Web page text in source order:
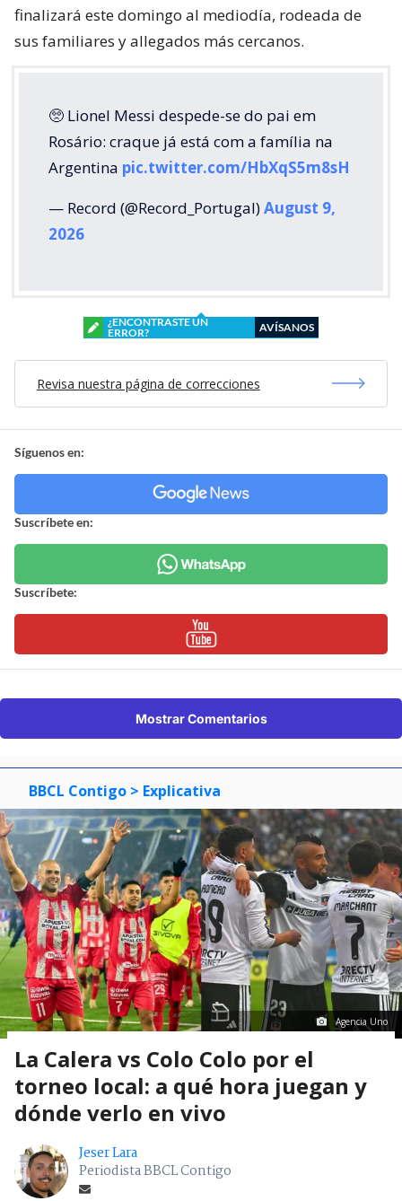
finalizará este domingo al mediodía, rodeada de
sus familiares y allegados más cercanos.
🥺 Lionel Messi despede-se do pai em
Rosário: craque já está com a família na
Argentina pic.twitter.com/HbXqS5m8sH
— Record (@Record_Portugal)August 9,
2026
¿ENCONTRASTE UN
ERROR?
AVÍSANOS
Revisa nuestra página de correcciones
Síguenos en:
Suscríbete en:
Suscríbete:
Mostrar Comentarios
BBCL Contigo > Explicativa
Agencia Uno
La Calera vs Colo Colo por el
torneo local: a qué hora juegan y
dónde verlo en vivo
Jeser Lara
Periodista BBCL Contigo